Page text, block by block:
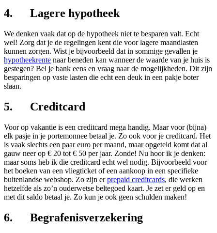
4. Lagere hypotheek
We denken vaak dat op de hypotheek niet te besparen valt. Echt
wel! Zorg dat je de regelingen kent die voor lagere maandlasten
kunnen zorgen. Wist je bijvoorbeeld dat in sommige gevallen je
hypotheekrente naar beneden kan wanneer de waarde van je huis is
gestegen? Bel je bank eens en vraag naar de mogelijkheden. Dit zijn
besparingen op vaste lasten die echt een deuk in een pakje boter
slaan.
5. Creditcard
Voor op vakantie is een creditcard mega handig. Maar voor (bijna)
elk pasje in je portemonnee betaal je. Zo ook voor je creditcard. Het
is vaak slechts een paar euro per maand, maar opgeteld komt dat al
gauw neer op € 20 tot € 50 per jaar. Zonde! Nu hoor ik je denken:
maar soms heb ik die creditcard echt wel nodig. Bijvoorbeeld voor
het boeken van een vliegticket of een aankoop in een specifieke
buitenlandse webshop. Zo zijn erprepaid creditcards, die werken
hetzelfde als zo’n ouderwetse beltegoed kaart. Je zet er geld op en
met dit saldo betaal je. Zo kun je ook geen schulden maken!
6. Begrafenisverzekering